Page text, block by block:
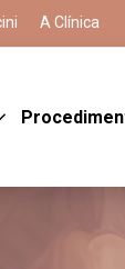
A Clínica